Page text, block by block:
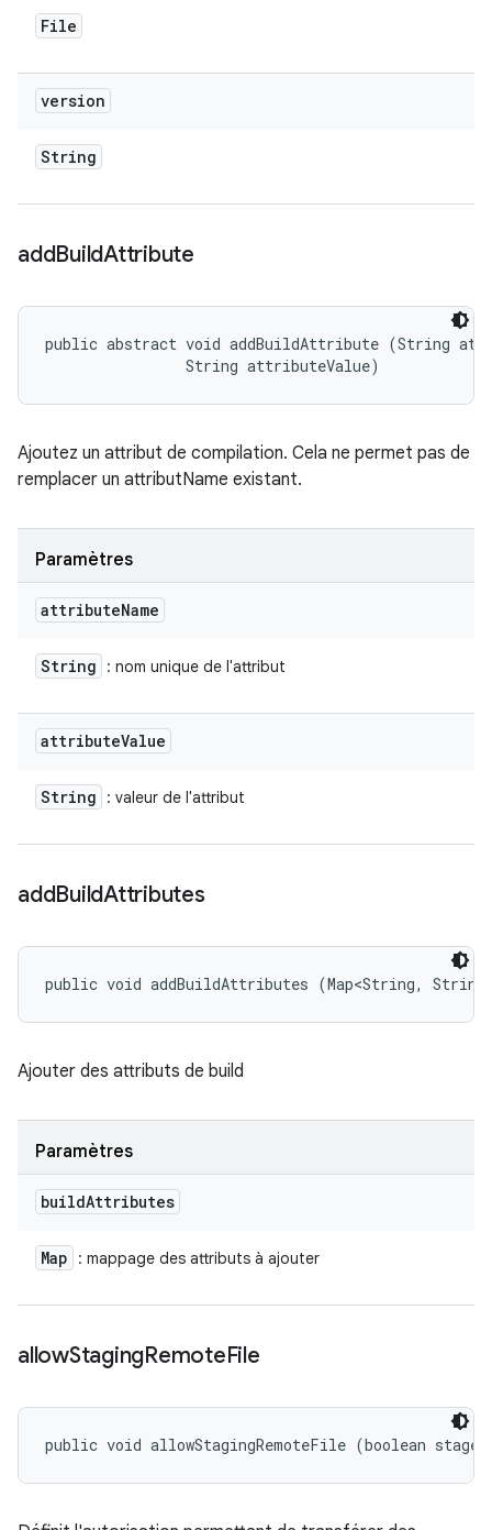
File
version
String
addBuildAttribute
public abstract void addBuildAttribute (String
                String attributeValue)
Ajoutez un attribut de compilation. Cela ne permet pas de
remplacer un attributName existant.
Paramètres
attributeName
String : nom unique de l'attribut
attributeValue
String : valeur de l'attribut
addBuildAttributes
public void addBuildAttributes (Map<String,
Ajouter des attributs de build
Paramètres
buildAttributes
Map : mappage des attributs à ajouter
allowStagingRemoteFile
public void allowStagingRemoteFile (boolean